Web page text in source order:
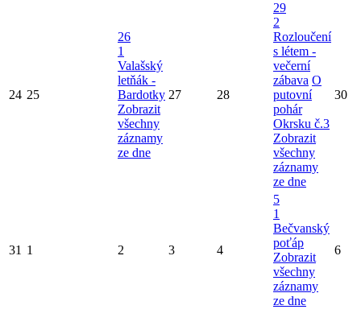
24 25
26
1
Valašský
letňák -
Bardotky
Zobrazit
všechny
záznamy
ze dne
27 28
29
2
Rozloučení
s létem -
večerní
zábava O
putovní
pohár
Okrsku č.3
Zobrazit
všechny
záznamy
ze dne
30
31 1 2 3 4
5
1
Bečvanský
poťáp
Zobrazit
všechny
záznamy
ze dne
6